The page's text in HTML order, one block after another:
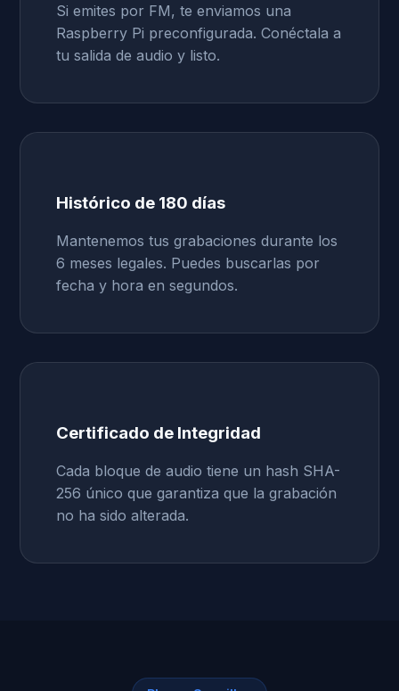
Si emites por FM, te enviamos una
Raspberry Pi preconfigurada. Conéctala a
tu salida de audio y listo.
Histórico de 180 días
Mantenemos tus grabaciones durante los
6 meses legales. Puedes buscarlas por
fecha y hora en segundos.
Certificado de Integridad
Cada bloque de audio tiene un hash SHA-
256 único que garantiza que la grabación
no ha sido alterada.